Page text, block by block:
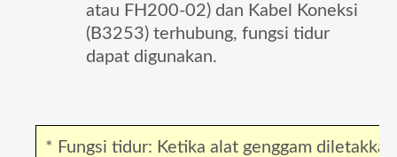
atau FH200-02) dan Kabel Koneksi
(B3253) terhubung, fungsi tidur
dapat digunakan.
* Fungsi tidur: Ketika alat genggam